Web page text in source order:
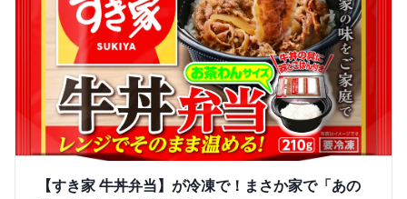
【すき家 牛丼弁当】が冷凍で！まさか家で「あの